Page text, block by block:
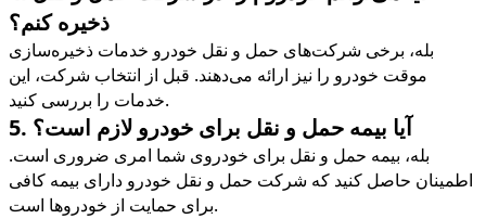
ذخیره کنم؟
بله، برخی شرکت‌های حمل و نقل خودرو خدمات ذخیره‌سازی
موقت خودرو را نیز ارائه می‌دهند. قبل از انتخاب شرکت، این
خدمات را بررسی کنید.
5. آیا بیمه حمل و نقل برای خودرو لازم است؟
بله، بیمه حمل و نقل برای خودروی شما امری ضروری است.
اطمینان حاصل کنید که شرکت حمل و نقل خودرو دارای بیمه کافی
برای حمایت از خودروها است.